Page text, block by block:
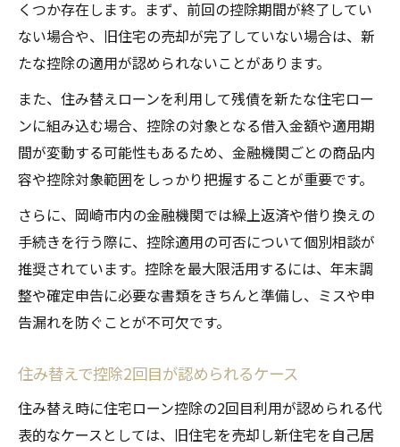
くつか存在します。まず、前回の控除期間が終了してい
ない場合や、旧住宅の売却が完了していない場合は、新
たな控除の適用が認められないことがあります。
また、住み替えローンを利用して残債を新たな住宅ロー
ンに組み込む場合、控除の対象となる借入金額や適用期
間が変動する可能性もあるため、金融機関ごとの商品内
容や控除対象範囲をしっかり把握することが重要です。
さらに、岡崎市内の金融機関では繰上返済や借り換えの
手続きを行う際に、控除適用の可否について個別相談が
推奨されています。控除を最大限活用するには、年末調
整や確定申告に必要な書類をきちんと準備し、ミスや申
告漏れを防ぐことが不可欠です。
住み替えで控除2回目が認められるケース
住み替え時に住宅ローン控除の2回目利用が認められる代
表的なケースとしては、旧住宅を売却し新住宅を自己居